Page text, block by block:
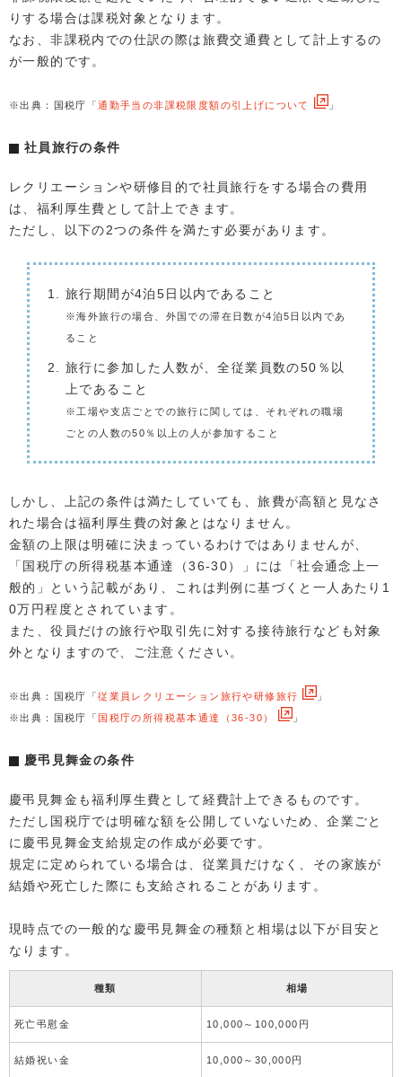
りする場合は課税対象となります。
なお、非課税内での仕訳の際は旅費交通費として計上するの
が一般的です。
※出典：国税庁「通勤手当の非課税限度額の引上げについて 」
社員旅行の条件
レクリエーションや研修目的で社員旅行をする場合の費用
は、福利厚生費として計上できます。
ただし、以下の2つの条件を満たす必要があります。
旅行期間が4泊5日以内であること
※海外旅行の場合、外国での滞在日数が4泊5日以内であ
ること
旅行に参加した人数が、全従業員数の50％以
上であること
※工場や支店ごとでの旅行に関しては、それぞれの職場
ごとの人数の50％以上の人が参加すること
しかし、上記の条件は満たしていても、旅費が高額と見なさ
れた場合は福利厚生費の対象とはなりません。
金額の上限は明確に決まっているわけではありませんが、
「国税庁の所得税基本通達（36-30）」には「社会通念上一
般的」という記載があり、これは判例に基づくと一人あたり1
0万円程度とされています。
また、役員だけの旅行や取引先に対する接待旅行なども対象
外となりますので、ご注意ください。
※出典：国税庁「従業員レクリエーション旅行や研修旅行
」
※出典：国税庁「 国税庁の所得税基本通達（36-30） 」
慶弔見舞金の条件
慶弔見舞金も福利厚生費として経費計上できるものです。
ただし国税庁では明確な額を公開していないため、企業ごと
に慶弔見舞金支給規定の作成が必要です。
規定に定められている場合は、従業員だけなく、その家族が
結婚や死亡した際にも支給されることがあります。
現時点での一般的な慶弔見舞金の種類と相場は以下が目安と
なります。
種類 相場
死亡弔慰金 10,000～100,000円
結婚祝い金 10,000～30,000円